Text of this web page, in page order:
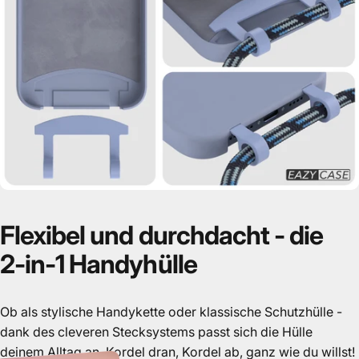
Flexibelund durchdacht-die
2-in-1Handyhülle
Ob als stylische Handykette oder klassische Schutzhülle -
dank des cleveren Stecksystems passt sich die Hülle
deinem Alltag an. Kordel dran, Kordel ab, ganz wie du willst!